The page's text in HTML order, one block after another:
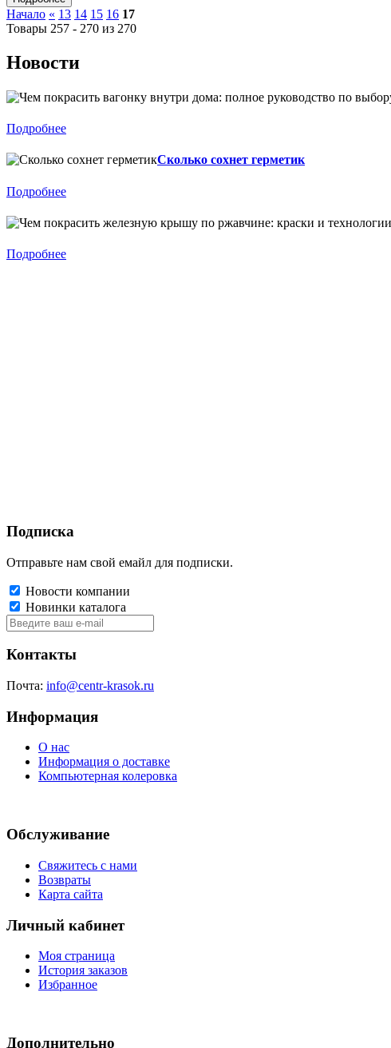
Начало « 13 14 15 16 17
Товары 257 - 270 из 270
Новости
Подробнее
Сколько сохнет герметик
Подробнее
Подробнее
Подписка
Отправьте нам свой емайл для подписки.
Новости компании
Новинки каталога
Контакты
Почта: info@centr-krasok.ru
Информация
О нас
Информация о доставке
Компьютерная колеровка
Обслуживание
Свяжитесь с нами
Возвраты
Карта сайта
Личный кабинет
Моя страница
История заказов
Избранное
Дополнительно